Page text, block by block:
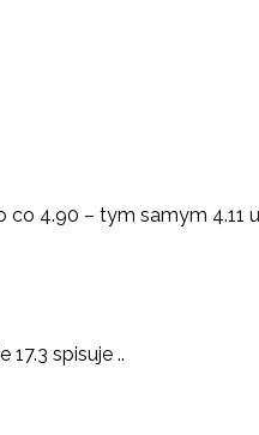
4.90 – tym samym 4.11
17.3 spisuje ..